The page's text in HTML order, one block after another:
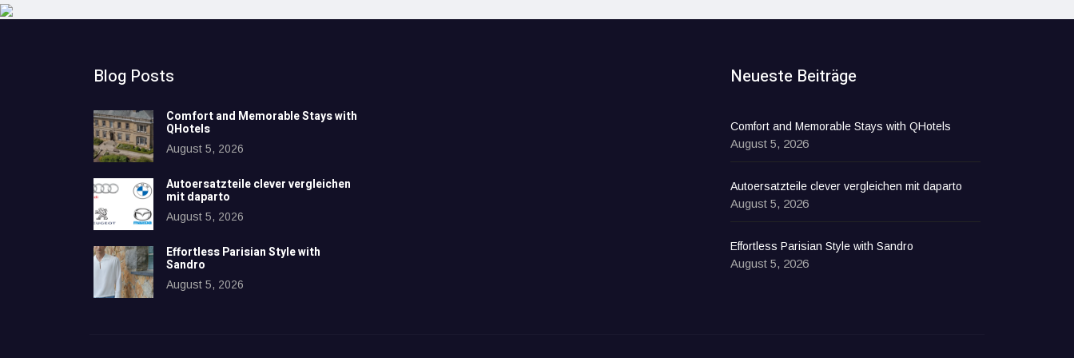
Blog Posts
Comfort and Memorable Stays with
QHotels
August 5, 2026
Autoersatzteile clever vergleichen
mit daparto
August 5, 2026
Effortless Parisian Style with
Sandro
August 5, 2026
Neueste Beiträge
Comfort and Memorable Stays with QHotels
August 5, 2026
Autoersatzteile clever vergleichen mit daparto
August 5, 2026
Effortless Parisian Style with Sandro
August 5, 2026